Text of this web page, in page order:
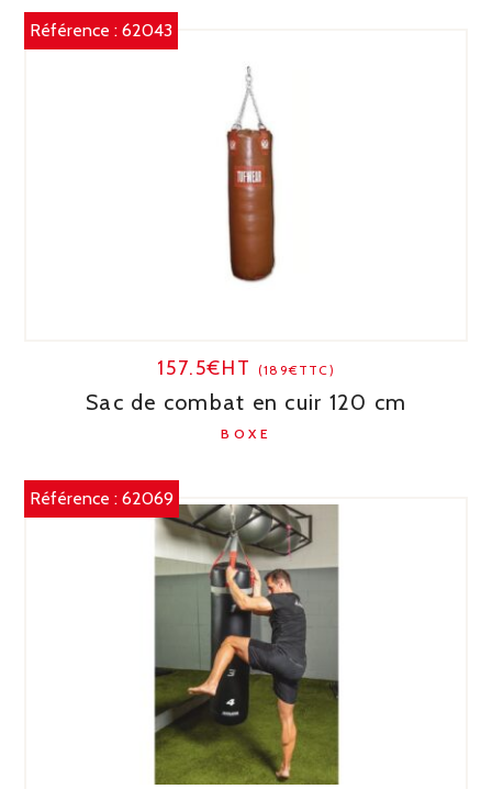
Référence :62043
157.5€HT(189€TTC)
Sac de combat en cuir 120 cm
BOXE
Référence :62069